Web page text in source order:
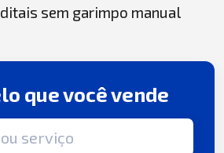
sem garimpo manual
que você vende